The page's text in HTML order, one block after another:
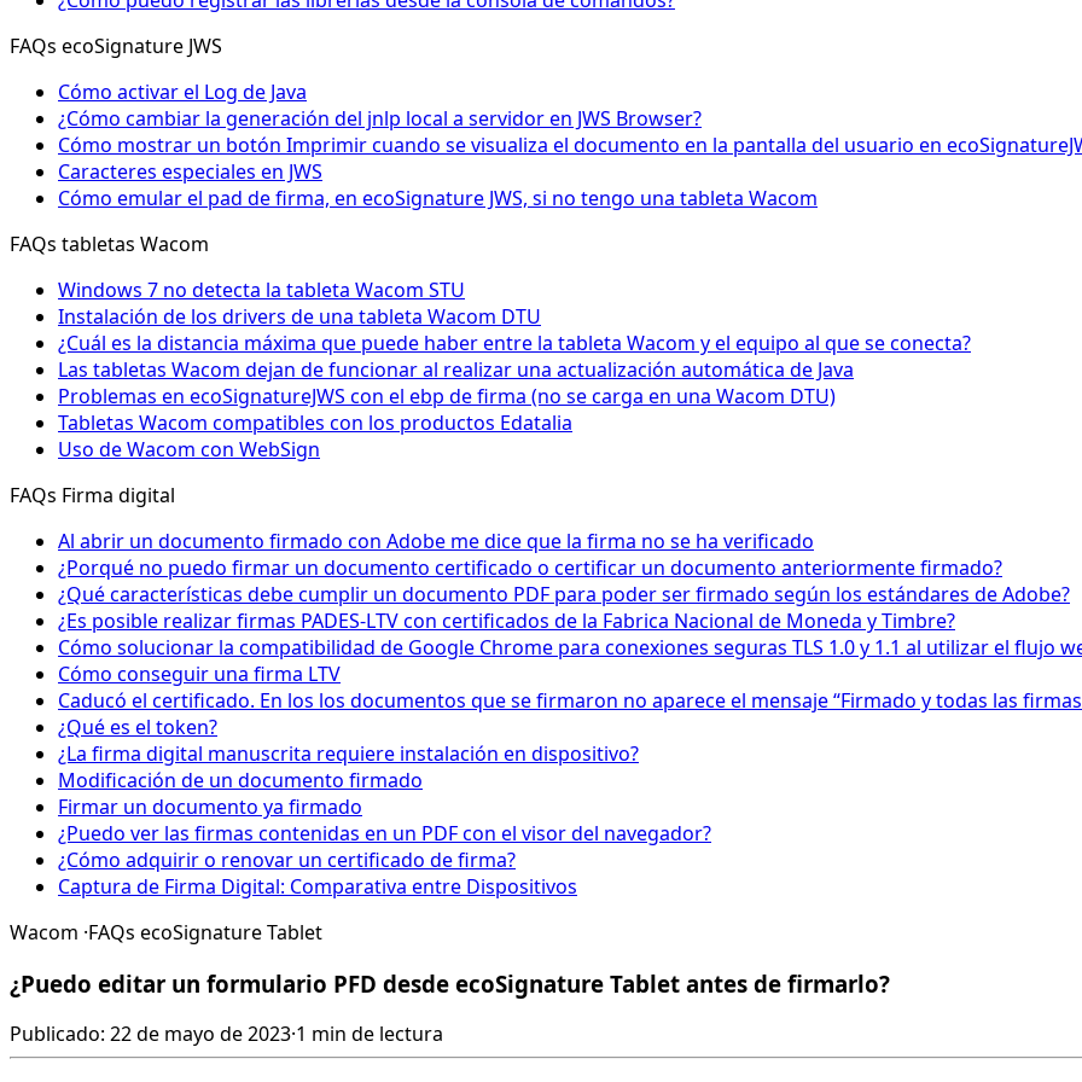
FAQs ecoSignature JWS
Cómo activar el Log de Java
¿Cómo cambiar la generación del jnlp local a servidor en JWS Browser?
Cómo mostrar un botón Imprimir cuando se visualiza el documento en la pantalla del usuario en
Caracteres especiales en JWS
Cómo emular el pad de firma, en ecoSignature JWS, si no tengo una tableta Wacom
FAQs tabletas Wacom
Windows 7 no detecta la tableta Wacom STU
Instalación de los drivers de una tableta Wacom DTU
¿Cuál es la distancia máxima que puede haber entre la tableta Wacom y el equipo al que se conecta?
Las tabletas Wacom dejan de funcionar al realizar una actualización automática de Java
Problemas en ecoSignatureJWS con el ebp de firma (no se carga en una Wacom DTU)
Tabletas Wacom compatibles con los productos Edatalia
Uso de Wacom con WebSign
FAQs Firma digital
Al abrir un documento firmado con Adobe me dice que la firma no se ha verificado
¿Porqué no puedo firmar un documento certificado o certificar un documento anteriormente firmado?
¿Qué características debe cumplir un documento PDF para poder ser firmado según los estándares de Adobe?
¿Es posible realizar firmas PADES-LTV con certificados de la Fabrica Nacional de Moneda y Timbre?
Cómo solucionar la compatibilidad de Google Chrome para conexiones seguras TLS 1.0 y 1.1 al utilizar el flujo web
Cómo conseguir una firma LTV
Caducó el certificado. En los los documentos que se firmaron no aparece el mensaje “Firmado y todas las
¿Qué es el token?
¿La firma digital manuscrita requiere instalación en dispositivo?
Modificación de un documento firmado
Firmar un documento ya firmado
¿Puedo ver las firmas contenidas en un PDF con el visor del navegador?
¿Cómo adquirir o renovar un certificado de firma?
Captura de Firma Digital: Comparativa entre Dispositivos
Wacom ·FAQs ecoSignature Tablet
¿Puedo editar un formulario PFD desde ecoSignature Tablet antes de firmarlo?
Publicado: 22 de mayo de 2023·1 min de lectura